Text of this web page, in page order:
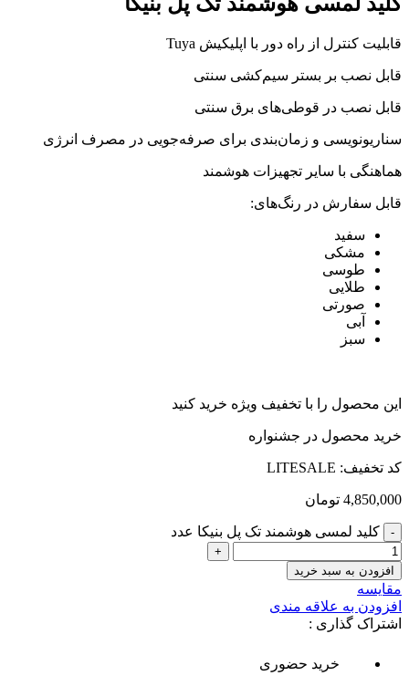
قابلیت کنترل از راه دور با اپلیکیش Tuya
قابل نصب بر بستر سیم‌کشی سنتی
قابل نصب در قوطی‌های برق سنتی
سناریونویسی و زمان‌بندی برای صرفه‌جویی در مصرف انرژی
هماهنگی با سایر تجهیزات هوشمند
قابل سفارش در رنگ‌های:
سفید
مشکی
طوسی
طلایی
صورتی
آبی
سبز
این محصول را با تخفیف ویژه خرید کنید
خرید محصول در جشنواره
کد تخفیف: LITESALE
4,850,000 تومان
کلید لمسی هوشمند تک پل بنیکا عدد
افزودن به سبد خرید
مقایسه
افزودن به علاقه مندی
اشتراک گذاری :
خرید حضوری